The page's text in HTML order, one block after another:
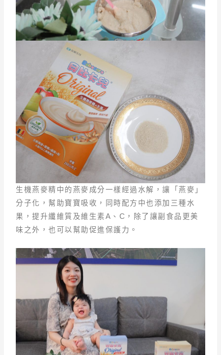
生機燕麥精中的燕麥成分一樣經過水解，讓「燕麥」
分子化，幫助寶寶吸收，同時配方中也添加三種水
果，提升纖維質及維生素A、C，除了讓副食品更美
味之外，也可以幫助促進保護力。